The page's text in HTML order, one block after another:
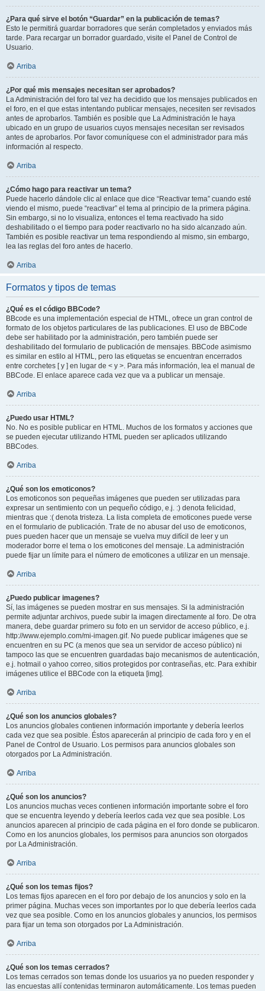
¿Para qué sirve el botón “Guardar” en la publicación de temas?
Esto le permitirá guardar borradores que serán completados y enviados más
tarde. Para recargar un borrador guardado, visite el Panel de Control de
Usuario.
Arriba
¿Por qué mis mensajes necesitan ser aprobados?
La Administración del foro tal vez ha decidido que los mensajes publicados en
el foro, en el que estas intentando publicar mensajes, necesiten ser revisados
antes de aprobarlos. También es posible que La Administración le haya
ubicado en un grupo de usuarios cuyos mensajes necesitan ser revisados
antes de aprobarlos. Por favor comuníquese con el administrador para más
información al respecto.
Arriba
¿Cómo hago para reactivar un tema?
Puede hacerlo dándole clic al enlace que dice “Reactivar tema” cuando esté
viendo el mismo, puede “reactivar” el tema al principio de la primera página.
Sin embargo, si no lo visualiza, entonces el tema reactivado ha sido
deshabilitado o el tiempo para poder reactivarlo no ha sido alcanzado aún.
También es posible reactivar un tema respondiendo al mismo, sin embargo,
lea las reglas del foro antes de hacerlo.
Arriba
Formatos y tipos de temas
¿Qué es el código BBCode?
BBcode es una implementación especial de HTML, ofrece un gran control de
formato de los objetos particulares de las publicaciones. El uso de BBCode
debe ser habilitado por la administración, pero también puede ser
deshabilitado del formulario de publicación de mensajes. BBCode asimismo
es similar en estilo al HTML, pero las etiquetas se encuentran encerrados
entre corchetes [ y ] en lugar de < y >. Para más información, lea el manual de
BBCode. El enlace aparece cada vez que va a publicar un mensaje.
Arriba
¿Puedo usar HTML?
No. No es posible publicar en HTML. Muchos de los formatos y acciones que
se pueden ejecutar utilizando HTML pueden ser aplicados utilizando
BBCodes.
Arriba
¿Qué son los emoticonos?
Los emoticonos son pequeñas imágenes que pueden ser utilizadas para
expresar un sentimiento con un pequeño código, e.j. :) denota felicidad,
mientras que :( denota tristeza. La lista completa de emoticones puede verse
en el formulario de publicación. Trate de no abusar del uso de emoticonos,
pues pueden hacer que un mensaje se vuelva muy difícil de leer y un
moderador borre el tema o los emoticones del mensaje. La administración
puede fijar un límite para el número de emoticones a utilizar en un mensaje.
Arriba
¿Puedo publicar imagenes?
Sí, las imágenes se pueden mostrar en sus mensajes. Si la administración
permite adjuntar archivos, puede subir la imagen directamente al foro. De otra
manera, debe guardar primero su foto en un servidor de acceso público, e.j.
http://www.ejemplo.com/mi-imagen.gif. No puede publicar imágenes que se
encuentren en su PC (a menos que sea un servidor de acceso público) ni
tampoco las que se encuentren guardadas bajo mecanismos de autenticación,
e.j. hotmail o yahoo correo, sitios protegidos por contraseñas, etc. Para exhibir
imágenes utilice el BBCode con la etiqueta [img].
Arriba
¿Qué son los anuncios globales?
Los anuncios globales contienen información importante y debería leerlos
cada vez que sea posible. Éstos aparecerán al principio de cada foro y en el
Panel de Control de Usuario. Los permisos para anuncios globales son
otorgados por La Administración.
Arriba
¿Qué son los anuncios?
Los anuncios muchas veces contienen información importante sobre el foro
que se encuentra leyendo y debería leerlos cada vez que sea posible. Los
anuncios aparecen al principio de cada página en el foro donde se publicaron.
Como en los anuncios globales, los permisos para anuncios son otorgados
por La Administración.
Arriba
¿Qué son los temas fijos?
Los temas fijos aparecen en el foro por debajo de los anuncios y solo en la
primer página. Muchas veces son importantes por lo que debería leerlos cada
vez que sea posible. Como en los anuncios globales y anuncios, los permisos
para fijar un tema son otorgados por La Administración.
Arriba
¿Qué son los temas cerrados?
Los temas cerrados son temas donde los usuarios ya no pueden responder y
las encuestas allí contenidas terminaron automáticamente. Los temas pueden